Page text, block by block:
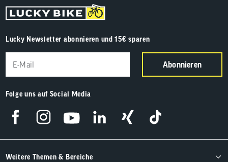
Lucky Newsletter abonnieren und 15€ sparen
Abonnieren
Folge uns auf Social Media
Weitere Themen & Bereiche